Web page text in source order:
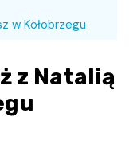
w Kołobrzegu
z Natalią